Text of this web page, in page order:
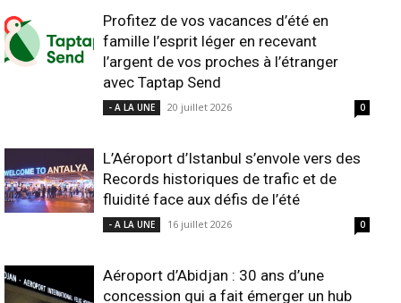
Profitez de vos vacances d’été en
famille l’esprit léger en recevant
l’argent de vos proches à l’étranger
avec Taptap Send
- A LA UNE 20 juillet 2026 0
L’Aéroport d’Istanbul s’envole vers des
Records historiques de trafic et de
fluidité face aux défis de l’été
- A LA UNE 16 juillet 2026 0
Aéroport d’Abidjan : 30 ans d’une
concession qui a fait émerger un hub